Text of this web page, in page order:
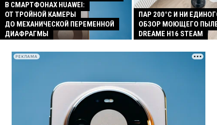
В СМАРТФОНАХ HUAWEI:
ОТ ТРОЙНОЙ КАМЕРЫ
ДО МЕХАНИЧЕСКОЙ ПЕРЕМЕННОЙ
ДИАФРАГМЫ
ПАР 200°C И НИ
ОБЗОР МОЮЩЕГО
DREAME H16 STEAM
РЕКЛАМА